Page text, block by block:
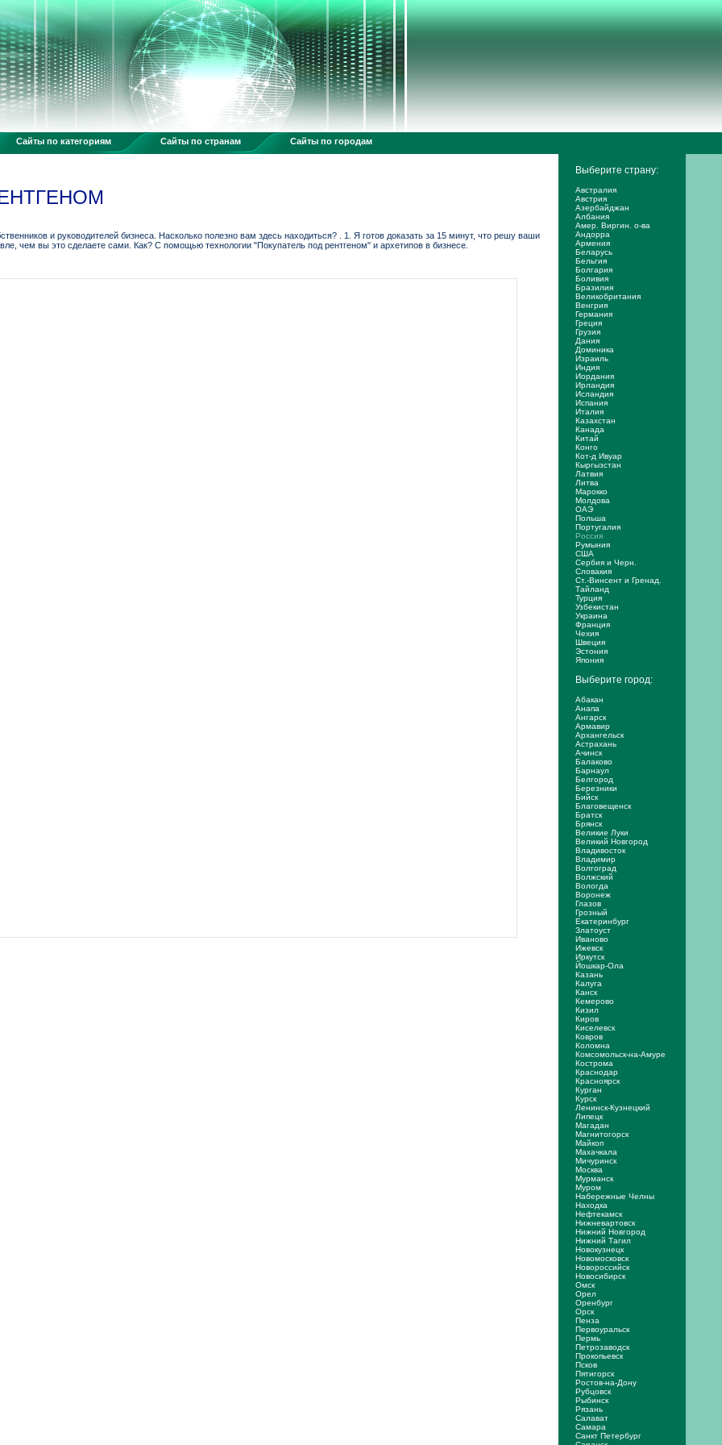
Сайты по категориям Сайты по странам Сайты по городам
и руководителей бизнеса. Насколько полезно вам здесь находиться? . 1. Я готов доказать за 15 минут, что решу ваши
чем вы это сделаете сами. Как? С помощью технологии "Покупатель под рентгеном" и архетипов в бизнесе.
Выберите страну:
Австралия
Австрия
Азербайджан
Албания
Амер. Виргин. о-ва
Андорра
Армения
Беларусь
Бельгия
Болгария
Боливия
Бразилия
Великобритания
Венгрия
Германия
Греция
Грузия
Дания
Доминика
Израиль
Индия
Иордания
Ирландия
Исландия
Испания
Италия
Казахстан
Канада
Китай
Конго
Кот-д Ивуар
Кыргызстан
Латвия
Литва
Марокко
Молдова
ОАЭ
Польша
Португалия
Россия
Румыния
США
Сербия и Черн.
Словакия
Ст.-Винсент и Гренад.
Тайланд
Турция
Узбекистан
Украина
Франция
Чехия
Швеция
Эстония
Япония
Выберите город:
Абакан
Анапа
Ангарск
Армавир
Архангельск
Астрахань
Ачинск
Балаково
Барнаул
Белгород
Березники
Бийск
Благовещенск
Братск
Брянск
Великие Луки
Великий Новгород
Владивосток
Владимир
Волгоград
Волжский
Вологда
Воронеж
Глазов
Грозный
Екатеринбург
Златоуст
Иваново
Ижевск
Иркутск
Йошкар-Ола
Казань
Калуга
Канск
Кемерово
Кизил
Киров
Киселевск
Ковров
Коломна
Комсомольск-на-Амуре
Кострома
Краснодар
Красноярск
Курган
Курск
Ленинск-Кузнецкий
Липецк
Магадан
Магнитогорск
Майкоп
Махачкала
Мичуринск
Москва
Мурманск
Муром
Набережные Челны
Находка
Нефтекамск
Нижневартовск
Нижний Новгород
Нижний Тагил
Новокузнецк
Новомосковск
Новороссийск
Новосибирск
Омск
Орел
Оренбург
Орск
Пенза
Первоуральск
Пермь
Петрозаводск
Прокопьевск
Псков
Пятигорск
Ростов-на-Дону
Рубцовск
Рыбинск
Рязань
Салават
Самара
Санкт Петербург